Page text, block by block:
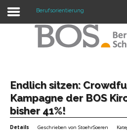
Warning: "continue" targeting
Home
Profil
Berufsorientierung
Endlich sitzen:
Kampagne der BOS
bisher 41%!
Details Geschrieben von StoehrSoeren